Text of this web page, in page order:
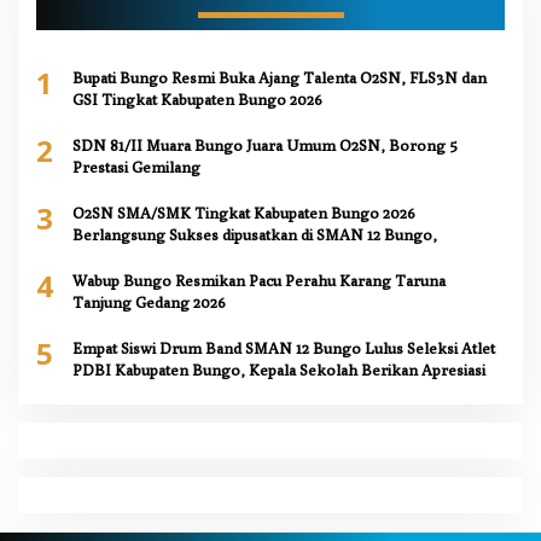
1
Bupati Bungo Resmi Buka Ajang Talenta O2SN, FLS3N dan
GSI Tingkat Kabupaten Bungo 2026
2
SDN 81/II Muara Bungo Juara Umum O2SN, Borong 5
Prestasi Gemilang
3
O2SN SMA/SMK Tingkat Kabupaten Bungo 2026
Berlangsung Sukses dipusatkan di SMAN 12 Bungo,
4
Wabup Bungo Resmikan Pacu Perahu Karang Taruna
Tanjung Gedang 2026
5
Empat Siswi Drum Band SMAN 12 Bungo Lulus Seleksi Atlet
PDBI Kabupaten Bungo, Kepala Sekolah Berikan Apresiasi